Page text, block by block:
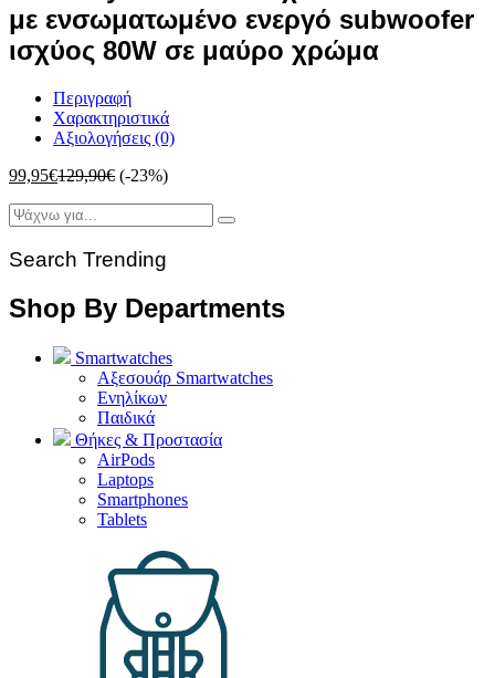
με ενσωματωμένο ενεργό subwoofer
ισχύος 80W σε μαύρο χρώμα
Περιγραφή
Χαρακτηριστικά
Αξιολογήσεις (0)
99,95€129,90€ (-23%)
Search Trending
Shop By Departments
Smartwatches
Αξεσουάρ Smartwatches
Ενηλίκων
Παιδικά
Θήκες & Προστασία
AirPods
Laptops
Smartphones
Tablets